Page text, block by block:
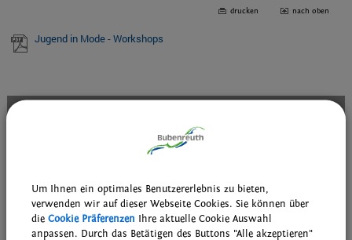
Veranstaltungen
DAV - Wanderung AM-Nord und die Sektion
Sa 08.08.2026 | 10:30
Grenzfest in unserer Partnerstadt Schönbach/Luby...mehr
Do 13.08.2026 | 09:00
drucken nach oben
Jugend in Mode - Workshops
Um Ihnen ein optimales Benutzererlebnis zu bieten,
verwenden wir auf dieser Webseite Cookies. Sie können über
die Cookie Präferenzen Ihre aktuelle Cookie Auswahl
anpassen. Durch das Betätigen des Buttons "Alle akzeptieren"